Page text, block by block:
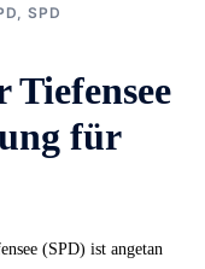
, SPD
für
(SPD) ist angetan